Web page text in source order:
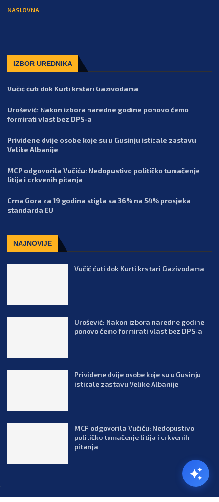
NASLOVNA
IZBOR UREDNIKA
Vučić ćuti dok Kurti krstari Gazivodama
Urošević: Nakon izbora naredne godine ponovo ćemo
formirati vlast bez DPS-a
Prividene dvije osobe koje su u Gusinju isticale zastavu
Velike Albanije
MCP odgovorila Vučiću: Nedopustivo političko tumačenje
litija i crkvenih pitanja
Crna Gora za 19 godina stigla sa 36% na 54% prosjeka
standarda EU
NAJNOVIJE
Vučić ćuti dok Kurti krstari Gazivodama
Urošević: Nakon izbora naredne godine
ponovo ćemo formirati vlast bez DPS-a
Prividene dvije osobe koje su u Gusinju
isticale zastavu Velike Albanije
MCP odgovorila Vučiću: Nedopustivo
političko tumačenje litija i crkvenih
pitanja